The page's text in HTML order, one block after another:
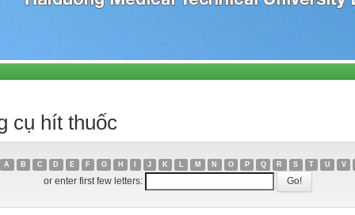
cụ hít thuốc
A B C D E F G H J K L M N O P Q R S T U V
or enter first few letters: